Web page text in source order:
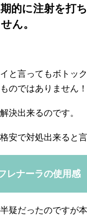
的に注射を打
ん。
と言ってもボトッ
のではありません！
決出来るのです。
安で対処出来ると言
レナーラの使用感
疑だったのですが